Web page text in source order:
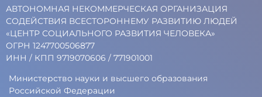
АВТОНОМНАЯ НЕКОММЕРЧЕСКАЯ ОРГАНИЗАЦИЯ
СОДЕЙСТВИЯ ВСЕСТОРОННЕМУ РАЗВИТИЮ ЛЮДЕЙ
«ЦЕНТР СОЦИАЛЬНОГО РАЗВИТИЯ ЧЕЛОВЕКА»
ОГРН 1247700506877
ИНН / КПП 9719070606 / 771901001
Министерство науки и высшего образования
Российской Федерации